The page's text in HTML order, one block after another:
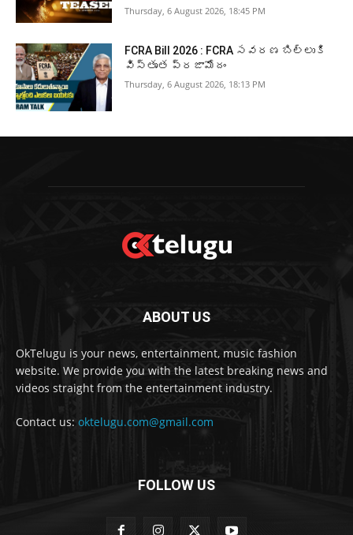
Thursday, 6 August 2026, 18:45 PM
FCRA Bill 2026 : FCRA సవరణ బిల్లుకి
విస్తృత ప్రజామోదం
Thursday, 6 August 2026, 18:13 PM
ABOUT US
OkTelugu is your news, entertainment, music fashion
website. We provide you with the latest breaking news and
videos straight from the entertainment industry.
Contact us: oktelugu.com@gmail.com
FOLLOW US